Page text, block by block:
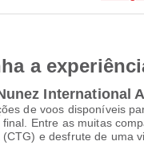
a
International
de voos disponíveis
Entre as muitas
e desfrute de uma